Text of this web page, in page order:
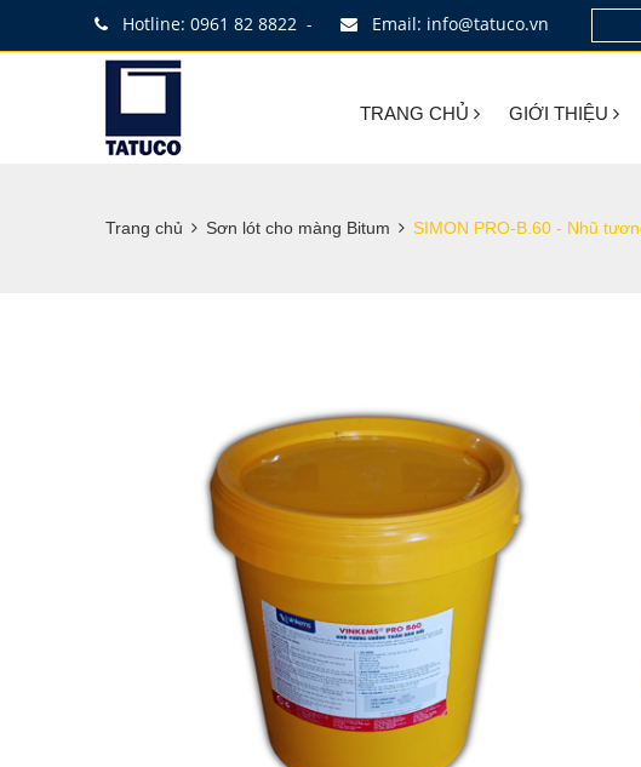
Hotline: 0961 82 8822 - Email: info@tatuco.vn
TRANG CHỦ GIỚI THIỆU
Trang chủ Sơn lót cho màng Bitum SIMON PRO-B.60 - Nhũ